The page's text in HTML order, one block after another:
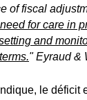
of fiscal
for care in
and
"Eyraud&
le déficit